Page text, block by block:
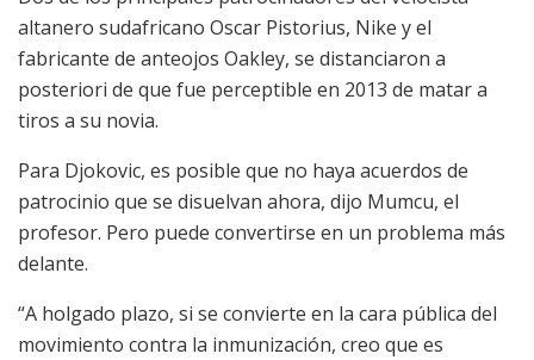
altanero sudafricano Oscar Pistorius, Nike y el
fabricante de anteojos Oakley, se distanciaron a
posteriori de que fue perceptible en 2013 de matar a
tiros a su novia.
Para Djokovic, es posible que no haya acuerdos de
patrocinio que se disuelvan ahora, dijo Mumcu, el
profesor. Pero puede convertirse en un problema más
delante.
“A holgado plazo, si se convierte en la cara pública del
movimiento contra la inmunización, creo que es